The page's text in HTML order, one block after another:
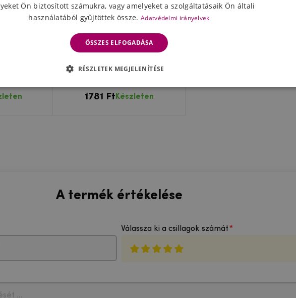
Kamera objektívvédő Samsung
kamerához
1781 Ft Készleten
A termék értékelése
Válassza ki a csillagok számát
Ön biztosított számukra, vagy amelyeket a szolgáltatásaik Ön általi
használatából gyűjtöttek össze. Adatvédelmi irányelvek
ÖSSZES ELFOGADÁSA
RÉSZLETEK MEGJELENÍTÉSE